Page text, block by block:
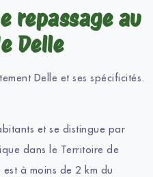
repassage au
Delle
Delle et ses spécificités.
et se distingue par
dans le Territoire de
à moins de 2 km du